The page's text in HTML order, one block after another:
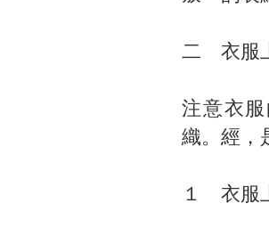
二 衣服
注意衣
織。經，
１ 衣服